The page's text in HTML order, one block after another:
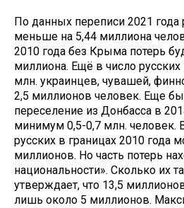
По данных переписи 2021 года
меньше на 5,44 миллиона
2010 года без Крыма потерь
миллиона. Ещё в число русских
млн. украинцев, чувашей,
2,5 миллионов человек. Еще
переселение из Донбасса в
минимум 0,5-0,7 млн. человек.
русских в границах 2010 года
миллионов. Но часть потерь
национальности». Сколько их
утверждает, что 13,5
лишь около 5 миллионов.